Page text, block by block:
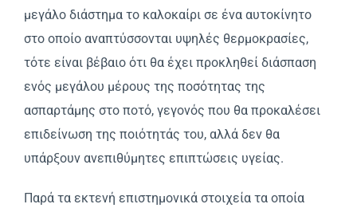
μεγάλο διάστημα το καλοκαίρι σε ένα αυτοκίνητο
στο οποίο αναπτύσσονται υψηλές θερμοκρασίες,
τότε είναι βέβαιο ότι θα έχει προκληθεί διάσπαση
ενός μεγάλου μέρους της ποσότητας της
ασπαρτάμης στο ποτό, γεγονός που θα προκαλέσει
επιδείνωση της ποιότητάς του, αλλά δεν θα
υπάρξουν ανεπιθύμητες επιπτώσεις υγείας.
Παρά τα εκτενή επιστημονικά στοιχεία τα οποία